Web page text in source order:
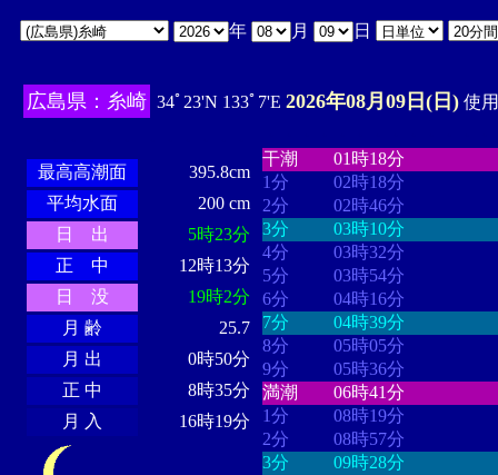
年 月 日
広島県：糸崎 34ﾟ23'N 133ﾟ7'E 2026年08月09日(日) 使
最高高潮面
395.8cm
平均水面
200 cm
日 出
5時23分
正 中
12時13分
日 没
19時2分
月 齢
25.7
月 出
0時50分
正 中
8時35分
月 入
16時19分
干潮
01時18分
1分
02時18分
2分
02時46分
3分
03時10分
4分
03時32分
5分
03時54分
6分
04時16分
7分
04時39分
8分
05時05分
9分
05時36分
満潮
06時41分
1分
08時19分
2分
08時57分
3分
09時28分